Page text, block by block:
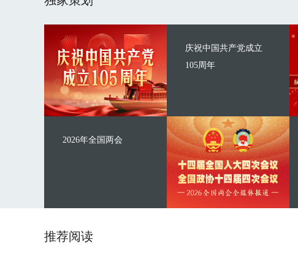
庆祝中国共产党成立
105周年
2026年全国两会
推荐阅读